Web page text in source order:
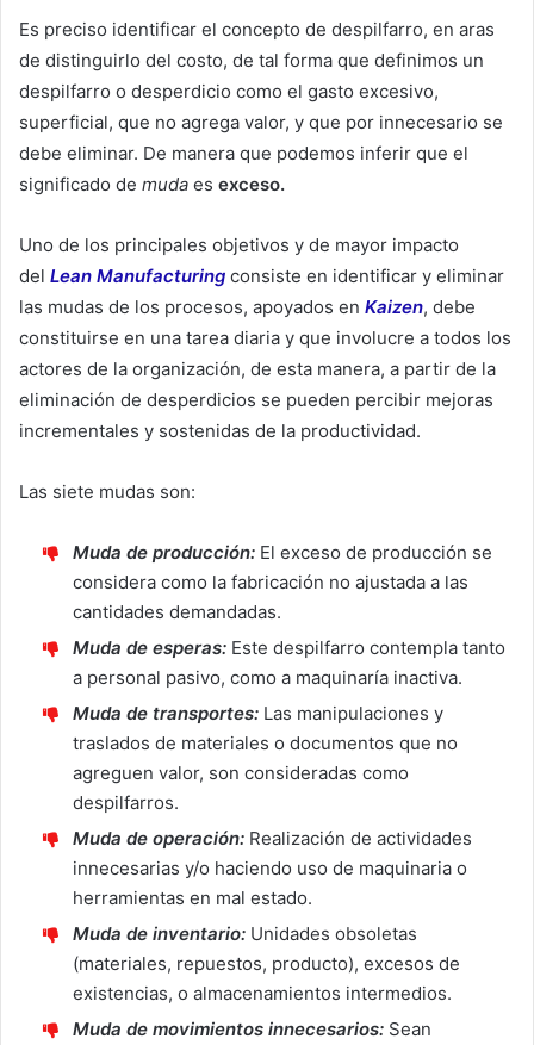
Es preciso identificar el concepto de despilfarro, en aras
de distinguirlo del costo, de tal forma que definimos un
despilfarro o desperdicio como el gasto excesivo,
superficial, que no agrega valor, y que por innecesario se
debe eliminar. De manera que podemos inferir que el
significado de muda es exceso.
Uno de los principales objetivos y de mayor impacto
del Lean Manufacturing consiste en identificar y eliminar
las mudas de los procesos, apoyados en Kaizen, debe
constituirse en una tarea diaria y que involucre a todos los
actores de la organización, de esta manera, a partir de la
eliminación de desperdicios se pueden percibir mejoras
incrementales y sostenidas de la productividad.
Las siete mudas son:
Muda de producción: El exceso de producción se
considera como la fabricación no ajustada a las
cantidades demandadas.
Muda de esperas: Este despilfarro contempla tanto
a personal pasivo, como a maquinaría inactiva.
Muda de transportes: Las manipulaciones y
traslados de materiales o documentos que no
agreguen valor, son consideradas como
despilfarros.
Muda de operación: Realización de actividades
innecesarias y/o haciendo uso de maquinaria o
herramientas en mal estado.
Muda de inventario: Unidades obsoletas
(materiales, repuestos, producto), excesos de
existencias, o almacenamientos intermedios.
Muda de movimientos innecesarios: Sean